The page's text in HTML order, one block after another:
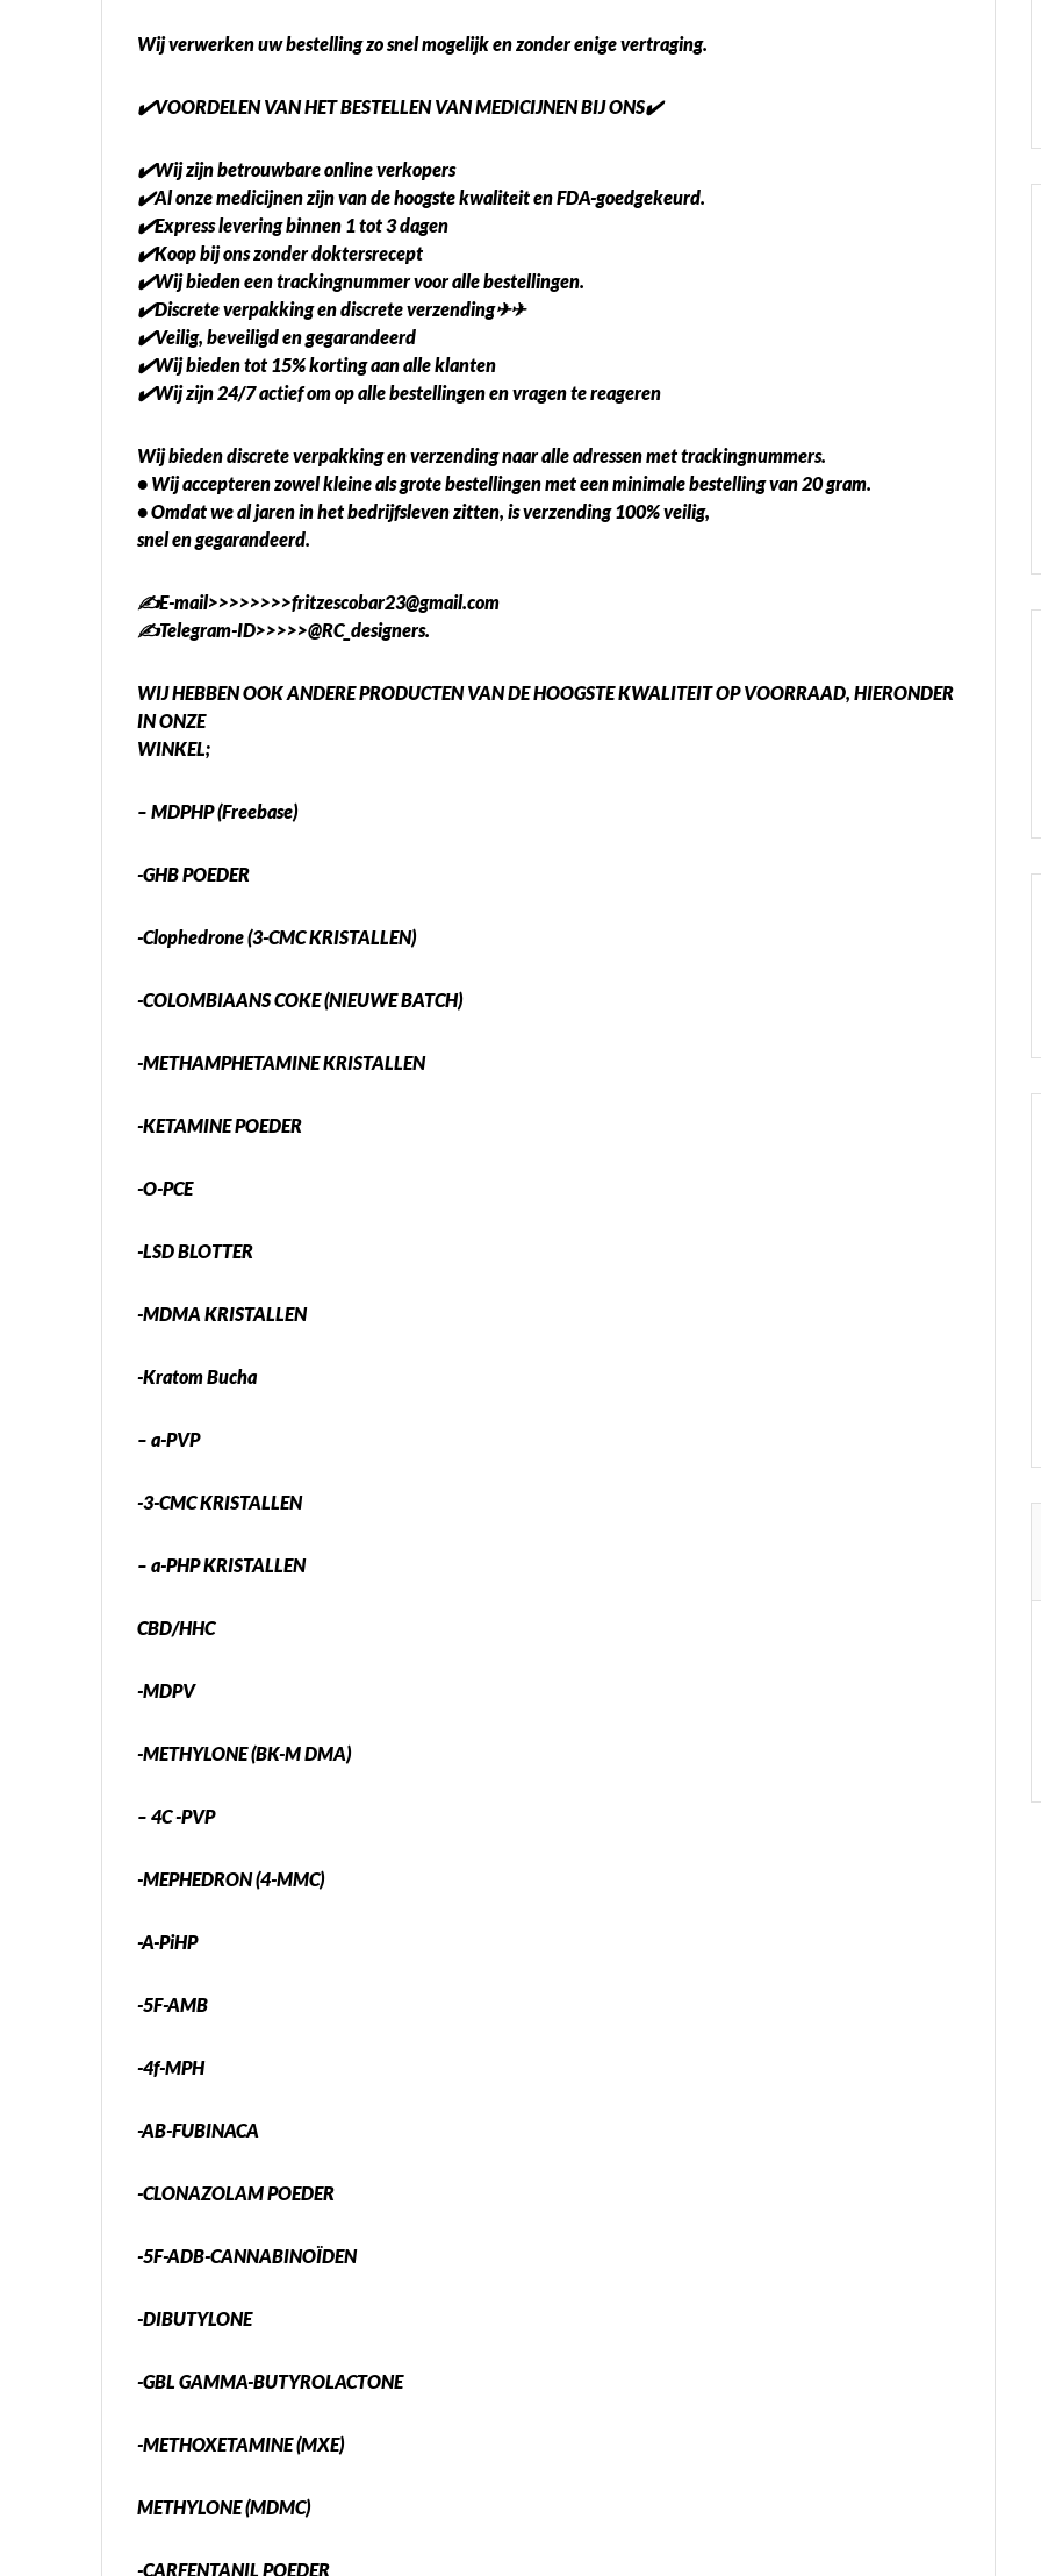
Wij verwerken uw bestelling zo snel mogelijk en zonder enige vertraging.
✔️VOORDELEN VAN HET BESTELLEN VAN MEDICIJNEN BIJ ONS✔️
✔️Wij zijn betrouwbare online verkopers
✔️Al onze medicijnen zijn van de hoogste kwaliteit en FDA-goedgekeurd.
✔️Express levering binnen 1 tot 3 dagen
✔️Koop bij ons zonder doktersrecept
✔️Wij bieden een trackingnummer voor alle bestellingen.
✔️Discrete verpakking en discrete verzending✈✈
✔️Veilig, beveiligd en gegarandeerd
✔️Wij bieden tot 15% korting aan alle klanten
✔️Wij zijn 24/7 actief om op alle bestellingen en vragen te reageren
Wij bieden discrete verpakking en verzending naar alle adressen met trackingnummers.
• Wij accepteren zowel kleine als grote bestellingen met een minimale bestelling van 20 gram.
• Omdat we al jaren in het bedrijfsleven zitten, is verzending 100% veilig,
snel en gegarandeerd.
✍️E-mail>>>>>>>>fritzescobar23@gmail.com
✍️Telegram-ID>>>>>@RC_designers.
WIJ HEBBEN OOK ANDERE PRODUCTEN VAN DE HOOGSTE KWALITEIT OP VOORRAAD, HIERONDER
IN ONZE
WINKEL;
– MDPHP (Freebase)
-GHB POEDER
-Clophedrone (3-CMC KRISTALLEN)
-COLOMBIAANS COKE (NIEUWE BATCH)
-METHAMPHETAMINE KRISTALLEN
-KETAMINE POEDER
-O-PCE
-LSD BLOTTER
-MDMA KRISTALLEN
-Kratom Bucha
– a-PVP
-3-CMC KRISTALLEN
– a-PHP KRISTALLEN
CBD/HHC
-MDPV
-METHYLONE (BK-M DMA)
– 4C -PVP
-MEPHEDRON (4-MMC)
-A-PiHP
-5F-AMB
-4f-MPH
-AB-FUBINACA
-CLONAZOLAM POEDER
-5F-ADB-CANNABINOÏDEN
-DIBUTYLONE
-GBL GAMMA-BUTYROLACTONE
-METHOXETAMINE (MXE)
METHYLONE (MDMC)
-CARFENTANIL POEDER